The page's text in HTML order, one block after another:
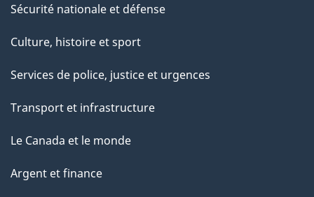
Sécurité nationale et défense
Culture, histoire et sport
Services de police, justice et urgences
Transport et infrastructure
Le Canada et le monde
Argent et finance